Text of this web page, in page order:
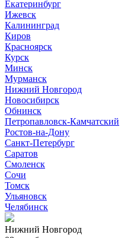
Екатеринбург
Ижевск
Калининград
Киров
Красноярск
Курск
Минск
Мурманск
Нижний Новгород
Новосибирск
Обнинск
Петропавловск-Камчатский
Ростов-на-Дону
Санкт-Петербург
Саратов
Смоленск
Сочи
Томск
Ульяновск
Челябинск
Нижний Новгород